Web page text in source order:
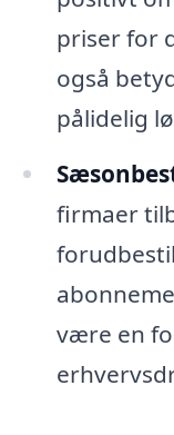
priser for
også
pålidelig
firmaer
være en